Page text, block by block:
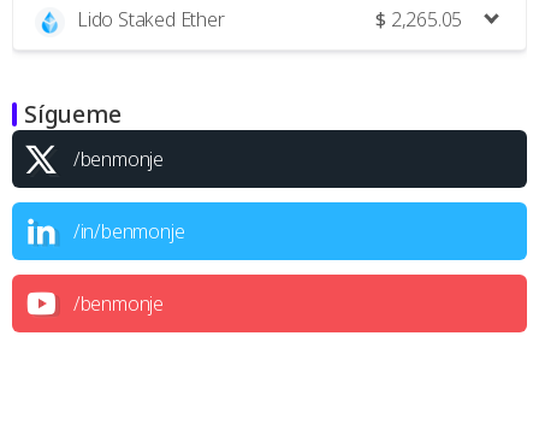
Lido Staked Ether $ 2,265.05
Sígueme
/benmonje
/in/benmonje
/benmonje